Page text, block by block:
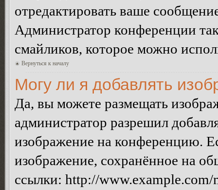
отредактировать ваше
Администратор конференции
смайликов, которое можно
Вернуться к началу
Могу ли я добавлять
Да, вы можете размещать
администратор разрешил
изображение на конференцию.
изображение, сохранённое на
ссылки: http://